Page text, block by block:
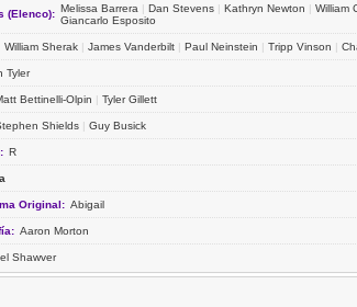
(Elenco): Melissa Barrera | Dan Stevens | Kathryn Newton | William
Giancarlo Esposito
William Sherak | James Vanderbilt | Paul Neinstein | Tripp Vinson |
Tyler
Bettinelli-Olpin | Tyler Gillett
Shields | Guy Busick
R
Original: Abigail
Aaron Morton
Shawver